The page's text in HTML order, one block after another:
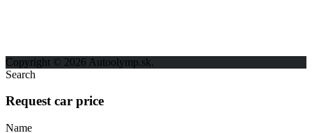
Copyright © 2026 Autoolymp.sk.
Search
Request car price
Name